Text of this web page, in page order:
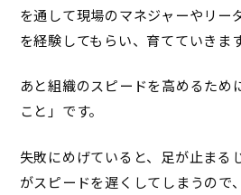
を通して現場のマネジャーやリー
を経験してもらい、育てていきます
あと組織のスピードを高めるため
こと」です。
失敗にめげていると、足が止まる
がスピードを遅くしてしまうので